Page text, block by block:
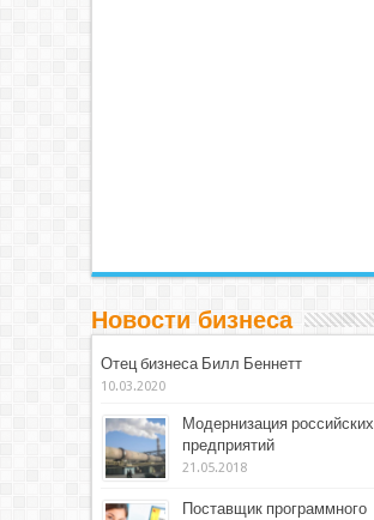
Новости бизнеса
Отец бизнеса Билл Беннетт
10.03.2020
Модернизация российских
предприятий
21.05.2018
Поставщик программного